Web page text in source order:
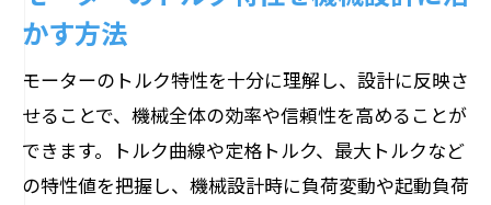
かす方法
モーターのトルク特性を十分に理解し、設計に反映さ
せることで、機械全体の効率や信頼性を高めることが
できます。トルク曲線や定格トルク、最大トルクなど
の特性値を把握し、機械設計時に負荷変動や起動負荷